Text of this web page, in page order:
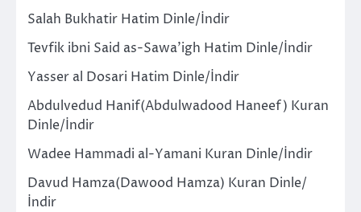
Salah Bukhatir Hatim Dinle/İndir
Tevfik ibni Said as-Sawa’igh Hatim Dinle/İndir
Yasser al Dosari Hatim Dinle/İndir
Abdulvedud Hanif(Abdulwadood Haneef) Kuran
Dinle/İndir
Wadee Hammadi al-Yamani Kuran Dinle/İndir
Davud Hamza(Dawood Hamza) Kuran Dinle/
İndir